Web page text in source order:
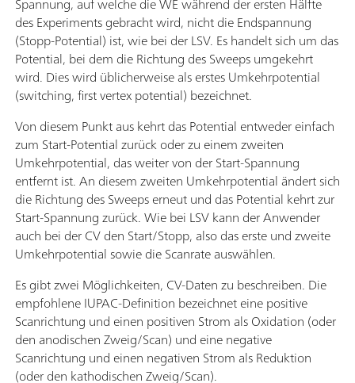
des Experiments gebracht wird, nicht die Endspannung
(Stopp-Potential) ist, wie bei der LSV. Es handelt sich um das
Potential, bei dem die Richtung des Sweeps umgekehrt
wird. Dies wird üblicherweise als erstes Umkehrpotential
(switching, first vertex potential) bezeichnet.
Von diesem Punkt aus kehrt das Potential entweder einfach
zum Start-Potential zurück oder zu einem zweiten
Umkehrpotential, das weiter von der Start-Spannung
entfernt ist. An diesem zweiten Umkehrpotential ändert sich
die Richtung des Sweeps erneut und das Potential kehrt zur
Start-Spannung zurück. Wie bei LSV kann der Anwender
auch bei der CV den Start/Stopp, also das erste und zweite
Umkehrpotential sowie die Scanrate auswählen.
Es gibt zwei Möglichkeiten, CV-Daten zu beschreiben. Die
empfohlene IUPAC-Definition bezeichnet eine positive
Scanrichtung und einen positiven Strom als Oxidation (oder
den anodischen Zweig/Scan) und eine negative
Scanrichtung und einen negativen Strom als Reduktion
(oder den kathodischen Zweig/Scan).